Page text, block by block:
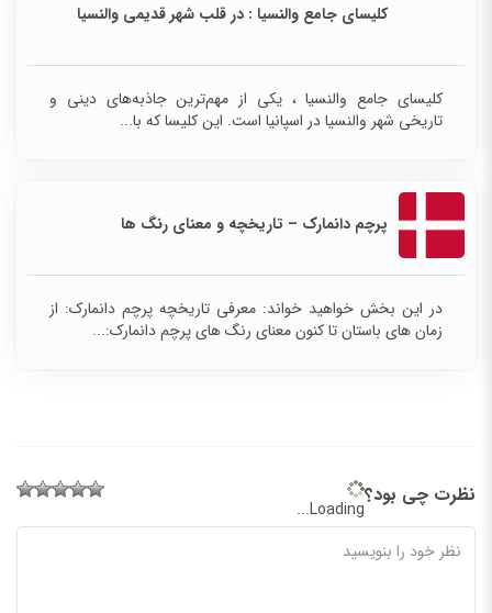
کلیسای جامع والنسیا : در قلب شهر قدیمی والنسیا
کلیسای جامع والنسیا ، یکی از مهم‌ترین جاذبه‌های دینی
و تاریخی شهر والنسیا در اسپانیا است. این کلیسا که با...
پرچم دانمارک – تاریخچه و معنای رنگ ها
در این بخش خواهید خواند: معرفی تاریخچه پرچم دانمارک: از
زمان های باستان تا کنون معنای رنگ های پرچم دانمارک:...
نظرت چی بود؟
Loading...